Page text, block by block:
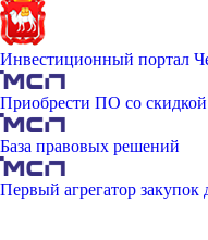
Инвестиционный портал
Приобрести ПО со
База правовых решений
Первый агрегатор